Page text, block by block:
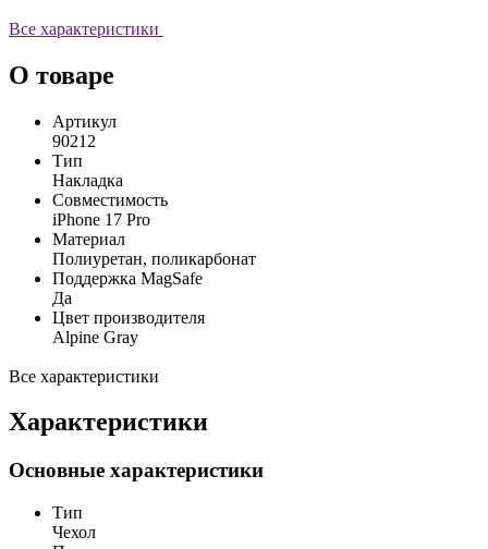
Все характеристики
О товаре
Артикул
90212
Тип
Накладка
Совместимость
iPhone 17 Pro
Материал
Полиуретан, поликарбонат
Поддержка MagSafe
Да
Цвет производителя
Alpine Gray
Все характеристики
Характеристики
Основные характеристики
Тип
Чехол